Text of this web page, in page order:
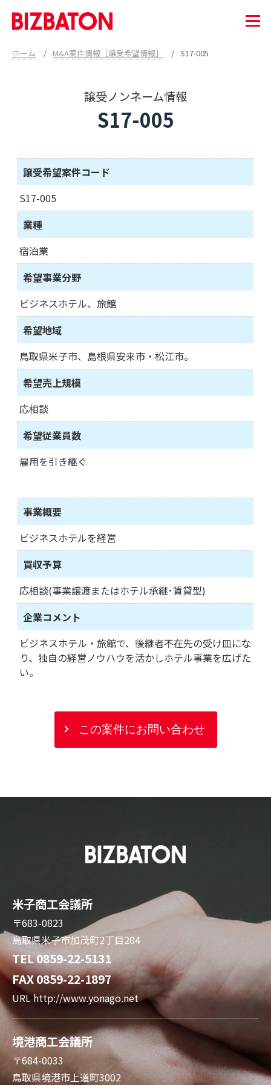
ホーム M&A案件情報［譲受希望情報］ S17-005
譲受ノンネーム情報
S17-005
譲受希望案件コード
S17-005
業種
宿泊業
希望事業分野
ビジネスホテル、旅館
希望地域
鳥取県米子市、島根県安来市・松江市。
希望売上規模
応相談
希望従業員数
雇用を引き継ぐ
事業概要
ビジネスホテルを経営
買収予算
応相談(事業譲渡またはホテル承継･賃貸型)
企業コメント
ビジネスホテル・旅館で、後継者不在先の受け皿にな
り、独自の経営ノウハウを活かしホテル事業を広げた
い。
この案件にお問い合わせ
米子商工会議所
〒683-0823
鳥取県米子市加茂町2丁目204
TEL 0859-22-5131
FAX 0859-22-1897
URLhttp://www.yonago.net
境港商工会議所
〒684-0033
鳥取県境港市上道町3002